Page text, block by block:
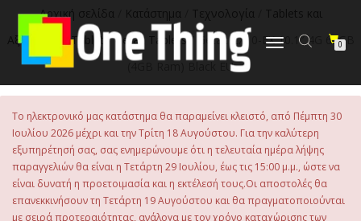
περιεχόμενο
Εναλλαγή
0
Αρχική σελίδα Κατάστημα Τεχνολογία
Tablets και
Αξεσουάρ
/Tablet /Getac Tablets/ Getac ZX10-EX 10.1″ 4G 64GB
(4GB Ram) Black EU
Το ηλεκτρονικό μας κατάστημα θα παραμείνει κλειστό, από Πέμπτη 30
Ιουλίου 2026 μέχρι και την Τρίτη 18 Αυγούστου. Για την καλύτερη
εξυπηρέτησή σας, σας ενημερώνουμε ότι η τελευταία ημέρα λήψης
παραγγελιών θα είναι η Τετάρτη 29 Ιουλίου, έως τις 15:00 μ.μ., ώστε να
είναι δυνατή η προετοιμασία και η εκτέλεσή τους.Οι αποστολές θα
επανεκκινήσουν τη Τετάρτη 19 Αυγούστου και θα πραγματοποιούνται
με σειρά προτεραιότητας, ανάλογα με τον χρόνο καταχώρισης των